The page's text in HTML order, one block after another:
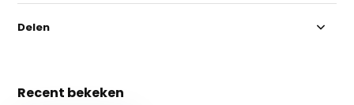
Delen
Recent bekeken